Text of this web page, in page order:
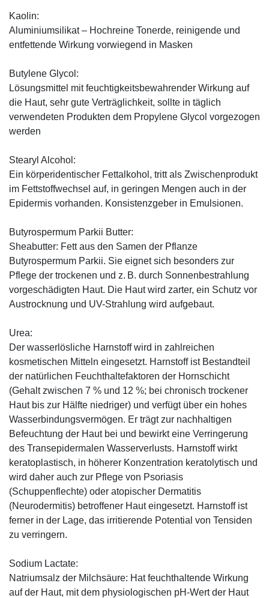
Kaolin:
Aluminiumsilikat – Hochreine Tonerde, reinigende und
entfettende Wirkung vorwiegend in Masken
Butylene Glycol:
Lösungsmittel mit feuchtigkeitsbewahrender Wirkung auf
die Haut, sehr gute Verträglichkeit, sollte in täglich
verwendeten Produkten dem Propylene Glycol vorgezogen
werden
Stearyl Alcohol:
Ein körperidentischer Fettalkohol, tritt als Zwischenprodukt
im Fettstoffwechsel auf, in geringen Mengen auch in der
Epidermis vorhanden. Konsistenzgeber in Emulsionen.
Butyrospermum Parkii Butter:
Sheabutter: Fett aus den Samen der Pflanze
Butyrospermum Parkii. Sie eignet sich besonders zur
Pflege der trockenen und z. B. durch Sonnenbestrahlung
vorgeschädigten Haut. Die Haut wird zarter, ein Schutz vor
Austrocknung und UV-Strahlung wird aufgebaut.
Urea:
Der wasserlösliche Harnstoff wird in zahlreichen
kosmetischen Mitteln eingesetzt. Harnstoff ist Bestandteil
der natürlichen Feuchthaltefaktoren der Hornschicht
(Gehalt zwischen 7 % und 12 %; bei chronisch trockener
Haut bis zur Hälfte niedriger) und verfügt über ein hohes
Wasserbindungsvermögen. Er trägt zur nachhaltigen
Befeuchtung der Haut bei und bewirkt eine Verringerung
des Transepidermalen Wasserverlusts. Harnstoff wirkt
keratoplastisch, in höherer Konzentration keratolytisch und
wird daher auch zur Pflege von Psoriasis
(Schuppenflechte) oder atopischer Dermatitis
(Neurodermitis) betroffener Haut eingesetzt. Harnstoff ist
ferner in der Lage, das irritierende Potential von Tensiden
zu verringern.
Sodium Lactate:
Natriumsalz der Milchsäure: Hat feuchthaltende Wirkung
auf der Haut, mit dem physiologischen pH-Wert der Haut